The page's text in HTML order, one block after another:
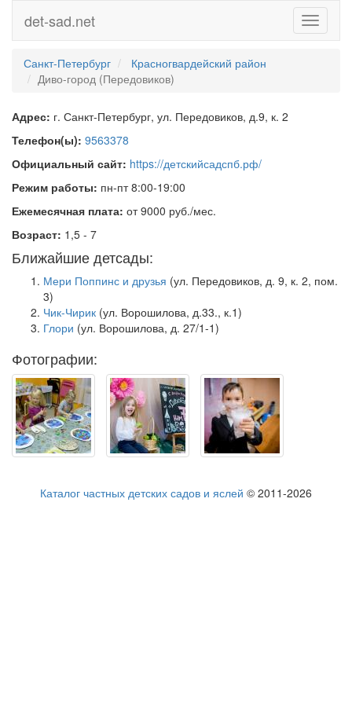
Toggle
det-sad.net
Санкт-Петербург
Красногвардейский район
Диво-город (Передовиков)
Адрес: г. Санкт-Петербург, ул. Передовиков, д.9, к. 2
Телефон(ы): 9563378
Официальный сайт: https://детскийсадспб.рф/
Режим работы: пн-пт 8:00-19:00
Ежемесячная плата: от 9000 руб./мес.
Возраст: 1,5 - 7
Ближайшие детсады:
Мери Поппинс и друзья (ул. Передовиков, д. 9, к. 2, пом.
3)
Чик-Чирик (ул. Ворошилова, д.33., к.1)
Глори (ул. Ворошилова, д. 27/1-1)
Фотографии:
Каталог частных детских садов и яслей © 2011-2026